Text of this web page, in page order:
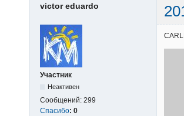
victor eduardo
Участник
Неактивен
Сообщений: 299
Спасибо: 0